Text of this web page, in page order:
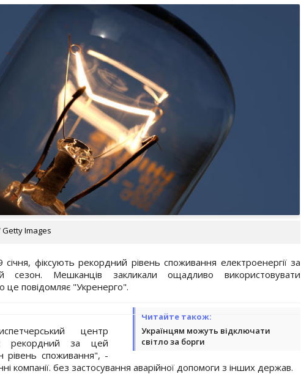
Images
січня, фіксують рекордний рівень споживання електроенергії за
сезон. Мешканців закликали ощадливо використовувати
це повідомляє "Укренерго".
Читайте також:
Українцям можуть відключати
світло за борги
центр
рекордний за цей
рівень споживання", -
компанії. без застосування аварійної допомоги з інших держав.